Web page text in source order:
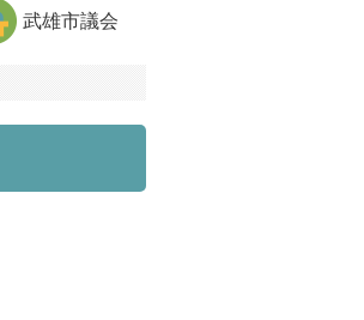
武雄市議会